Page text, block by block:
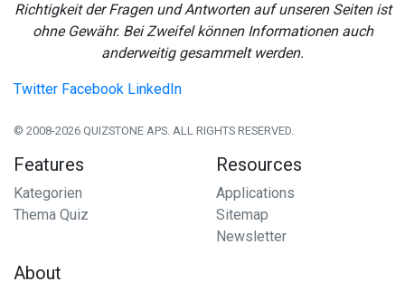
Richtigkeit der Fragen und Antworten auf unseren Seiten ist
ohne Gewähr. Bei Zweifel können Informationen auch
anderweitig gesammelt werden.
Twitter Facebook LinkedIn
© 2008-2026 QUIZSTONE APS. ALL RIGHTS RESERVED.
Features
Kategorien
Thema Quiz
Resources
Applications
Sitemap
Newsletter
About